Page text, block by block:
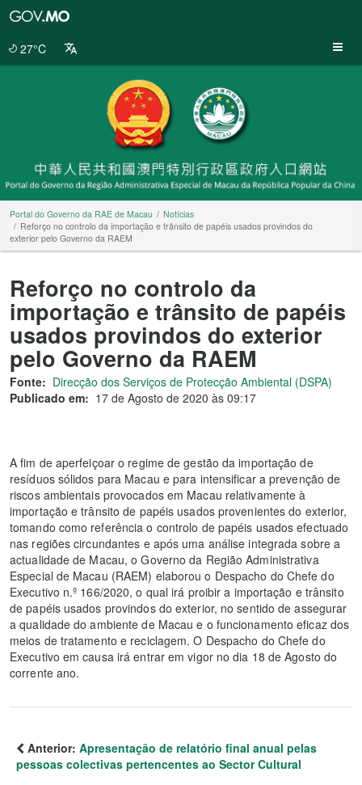
27°C
Portal do Governo da RAE de Macau
Notícias
Reforço no controlo da importação e trânsito de papéis usados provindos do
exterior pelo Governo da RAEM
Reforço no controlo da
importação e trânsito de papéis
usados provindos do exterior
pelo Governo da RAEM
Fonte: Direcção dos Serviços de Protecção Ambiental (DSPA)
Publicado em: 17 de Agosto de 2020 às 09:17
A fim de aperfeiçoar o regime de gestão da importação de
resíduos sólidos para Macau e para intensificar a prevenção de
riscos ambientais provocados em Macau relativamente à
importação e trânsito de papéis usados provenientes do exterior,
tomando como referência o controlo de papéis usados efectuado
nas regiões circundantes e após uma análise integrada sobre a
actualidade de Macau, o Governo da Região Administrativa
Especial de Macau (RAEM) elaborou o Despacho do Chefe do
Executivo n.º 166/2020, o qual irá proibir a importação e trânsito
de papéis usados provindos do exterior, no sentido de assegurar
a qualidade do ambiente de Macau e o funcionamento eficaz dos
meios de tratamento e reciclagem. O Despacho do Chefe do
Executivo em causa irá entrar em vigor no dia 18 de Agosto do
corrente ano.
Anterior: Apresentação de relatório final anual pelas
pessoas colectivas pertencentes ao Sector Cultural